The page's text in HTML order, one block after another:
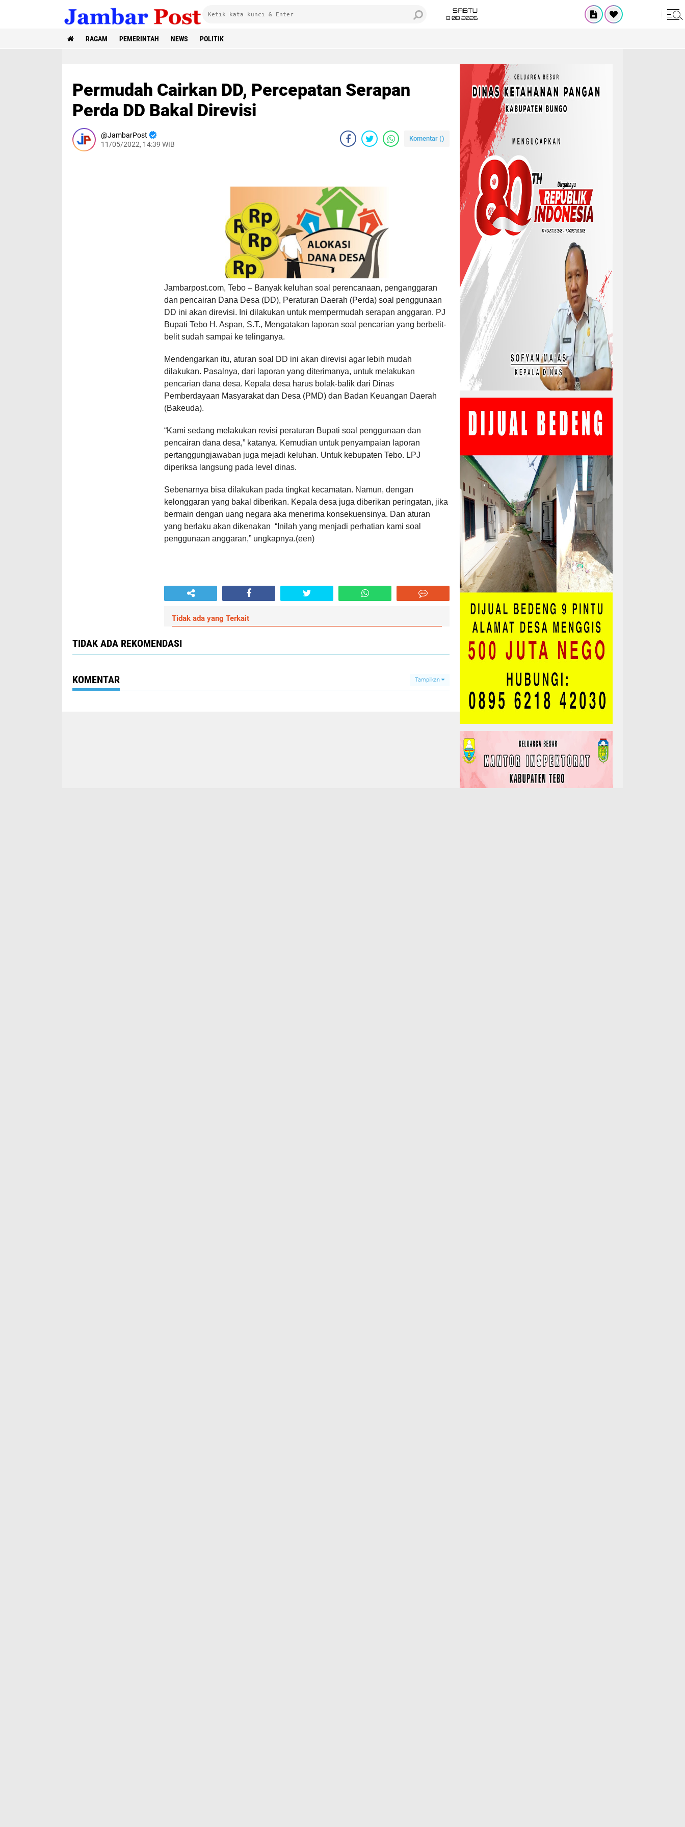
SABTU
8 08 2026
RAGAM PEMERINTAH NEWS POLITIK
Permudah Cairkan DD, Percepatan Serapan
Perda DD Bakal Direvisi
JambarPost
11/05/2022, 14:39 WIB
Komentar ()
Jambarpost.com, Tebo – Banyak keluhan soal perencanaan, penganggaran
dan pencairan Dana Desa (DD), Peraturan Daerah (Perda) soal penggunaan
DD ini akan direvisi. Ini dilakukan untuk mempermudah serapan anggaran. PJ
Bupati Tebo H. Aspan, S.T., Mengatakan laporan soal pencarian yang berbelit-
belit sudah sampai ke telinganya.
Mendengarkan itu, aturan soal DD ini akan direvisi agar lebih mudah
dilakukan. Pasalnya, dari laporan yang diterimanya, untuk melakukan
pencarian dana desa. Kepala desa harus bolak-balik dari Dinas
Pemberdayaan Masyarakat dan Desa (PMD) dan Badan Keuangan Daerah
(Bakeuda).
“Kami sedang melakukan revisi peraturan Bupati soal penggunaan dan
pencairan dana desa,” katanya. Kemudian untuk penyampaian laporan
pertanggungjawaban juga mejadi keluhan. Untuk kebupaten Tebo. LPJ
diperiksa langsung pada level dinas.
Sebenarnya bisa dilakukan pada tingkat kecamatan. Namun, dengan
kelonggaran yang bakal diberikan. Kepala desa juga diberikan peringatan, jika
bermain dengan uang negara aka menerima konsekuensinya. Dan aturan
yang berlaku akan dikenakan “Inilah yang menjadi perhatian kami soal
penggunaan anggaran,” ungkapnya.(een)
Tidak ada yang Terkait
TIDAK ADA REKOMENDASI
KOMENTAR Tampilkan